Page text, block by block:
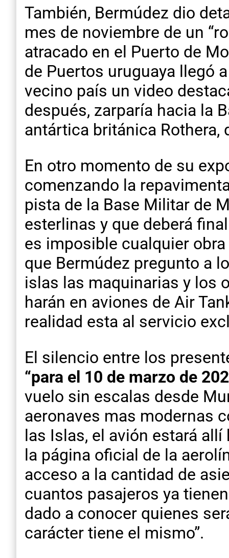
También, Bermúdez dio
mes de noviembre de un
atracado en el Puerto de
de Puertos uruguaya llegó
vecino país un video
después, zarparía hacia la
antártica británica Rothera,
En otro momento de su
comenzando la
pista de la Base Militar de
esterlinas y que deberá
es imposible cualquier
que Bermúdez pregunto a
islas las maquinarias y los
harán en aviones de Air
realidad esta al servicio
El silencio entre los
“para el 10 de marzo de
vuelo sin escalas desde
aeronaves mas modernas
las Islas, el avión estará
la página oficial de la
acceso a la cantidad de
cuantos pasajeros ya
dado a conocer quienes
carácter tiene el mismo”.